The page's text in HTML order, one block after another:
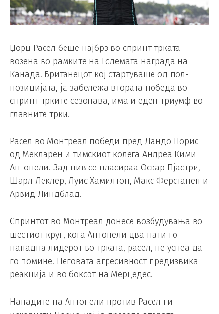
Џорџ Расел беше најбрз во спринт трката
возена во рамките на Големата награда на
Канада. Британецот кој стартуваше од пол-
позицијата, ја забележа втората победа во
спринт трките сезонава, има и еден триумф во
главните трки.
Расел во Монтреал победи пред Ландо Норис
од Мекларен и тимскиот колега Андреа Кими
Антонели. Зад нив се пласираа Оскар Пјастри,
Шарл Леклер, Луис Хамилтон, Макс Ферстапен и
Арвид Линдблад.
Спринтот во Монтреал донесе возбудувања во
шестиот круг, кога Антонели два пати го
нападна лидерот во трката, расел, не успеа да
го помине. Неговата агресивност предизвика
реакција и во боксот на Мерцедес.
Нападите на Антонели против Расел ги